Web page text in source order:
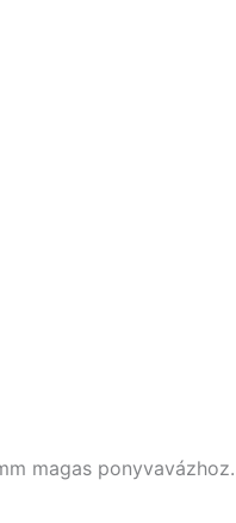
magas ponyvavázhoz.